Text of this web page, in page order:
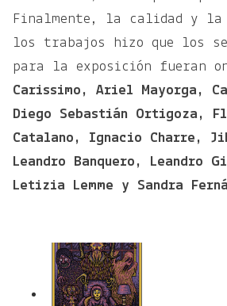
Finalmente, la calidad y la
los trabajos hizo que los
para la exposición fueran
Carissimo, Ariel Mayorga,
Diego Sebastián Ortigoza,
Catalano, Ignacio Charre,
Leandro Banquero, Leandro
Letizia Lemme y Sandra